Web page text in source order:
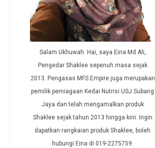
Salam Ukhuwah. Hai, saya Eina Md Ali,
Pengedar Shaklee sepenuh masa sejak
2013. Pengasas MFS Empire juga merupakan
pemilik perniagaan Kedai Nutrisi USJ Subang
Jaya dan telah mengamalkan produk
Shaklee sejak tahun 2013 hingga kini. Ingin
dapatkan rangkaian produk Shaklee, boleh
hubungi Eina di 019-2275759.